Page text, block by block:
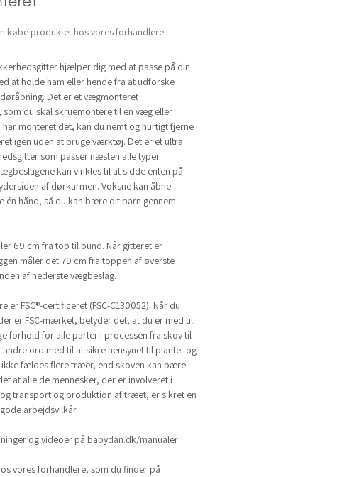
købe produktet hos vores forhandlere
hjælper dig med at passe på din
at holde ham eller hende fra at udforske
Det er et vægmonteret
som du skal skruemontere til en væg eller
monteret det, kan du nemt og hurtigt fjerne
igen uden at bruge værktøj. Det er et ultra
som passer næsten alle typer
kan vinkles til at sidde enten på
af dørkarmen. Voksne kan åbne
én hånd, så du kan bære dit barn gennem
69 cm fra top til bund. Når gitteret er
måler det 79 cm fra toppen af øverste
af nederste vægbeslag.
er FSC®-certificeret (FSC-C130052). Når du
er FSC-mærket, betyder det, at du er med til
forhold for alle parter i processen fra skov til
andre ord med til at sikre hensynet til plante- og
ikke fældes flere træer, end skoven kan bære.
at alle de mennesker, der er involveret i
transport og produktion af træet, er sikret en
arbejdsvilkår.
og videoer på babydan.dk/manualer
vores forhandlere, som du finder på